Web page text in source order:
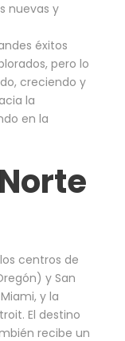
nuevas y
éxitos
pero lo
creciendo y
la
en la
centros de
y San
y la
El destino
recibe un